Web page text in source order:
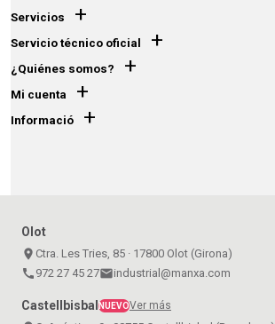
Servicios +
Servicio técnico oficial +
¿Quiénes somos? +
Mi cuenta +
Informació +
Olot
place Ctra. Les Tries, 85 · 17800 Olot (Girona)
call 972 27 45 27emailindustrial@manxa.com
CastellbisbalNUEVOVer más